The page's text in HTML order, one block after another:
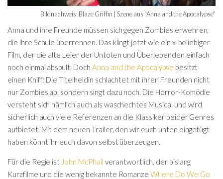
Bildnachweis: Blaze Griffin | Szene aus "Anna and the Apocalypse"
Anna und ihre Freunde müssen sich gegen Zombies erwehren,
die ihre Schule überrennen. Das klingt jetzt wie ein x-beliebiger
Film, der die alte Leier der Untoten und Überlebenden einfach
noch einmal abspult. Doch Anna and the Apocalypse besitzt
einen Kniff: Die Titelheldin schlachtet mit ihren Freunden nicht
nur Zombies ab, sondern singt dazu noch. Die Horror-Komödie
versteht sich nämlich auch als waschechtes Musical und wird
sicherlich auch viele Referenzen an die Klassiker beider Genres
aufbietet. Mit dem neuen Trailer, den wir euch unten eingefügt
haben könnt ihr euch davon selbst überzeugen.
Für die Regie ist John McPhail verantwortlich, der bislang
Kurzfilme und die wenig bekannte RomanzeWhere Do We Go